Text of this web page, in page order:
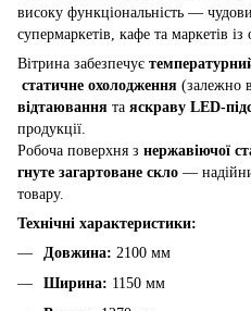
високу функціональність —
супермаркетів, кафе та маркетів
Вітрина забезпечує
статичне охолодження (залежно
відтаювання та яскраву LED-
продукції.
Робоча поверхня з нержавіючої
гнуте загартоване скло —
товару.
Технічні характеристики:
Довжина: 2100 мм
Ширина: 1150 мм